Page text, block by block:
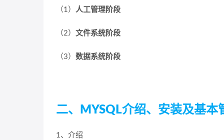
（1） 人工管理阶段
（2） 文件系统阶段
（3） 数据系统阶段
二、MYSQL介绍、安装及基本
1、介绍